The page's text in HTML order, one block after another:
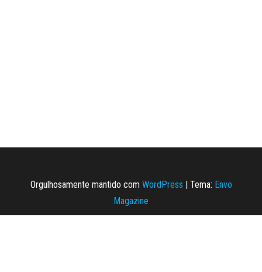
Orgulhosamente mantido com WordPress | Tema: Envo
Magazine